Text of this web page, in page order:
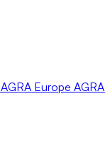
AGRA Europe AGRA